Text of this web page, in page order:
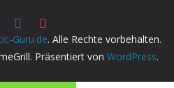
Guru.de. Alle Rechte vorbehalten.
Präsentiert von WordPress.